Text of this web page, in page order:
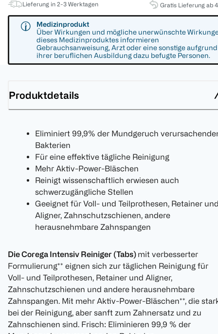
Lieferung in 2-3 Werktagen Gratis Lieferung ab
Medizinprodukt
Über Wirkungen und mögliche unerwünschte
dieses Medizinproduktes informieren
Gebrauchsanweisung, Arzt oder eine sonstige aufgrund
ihrer beruflichen Ausbildung dazu befugte Personen.
Produktdetails
Eliminiert 99,9% der Mundgeruch
Bakterien
Für eine effektive tägliche Reinigung
Mehr Aktiv-Power-Bläschen
Reinigt wissenschaftlich erwiesen auch
schwerzugängliche Stellen
Geeignet für Voll- und Teilprothesen, Retainer
Aligner, Zahnschutzschienen, andere
herausnehmbare Zahnspangen
Die Corega Intensiv Reiniger (Tabs) mit verbesserter
Formulierung** eignen sich zur täglichen Reinigung für
Voll- und Teilprothesen, Retainer und Aligner,
Zahnschutzschienen und andere herausnehmbare
Zahnspangen. Mit mehr Aktiv-Power-Bläschen**, die
bei der Reinigung, aber sanft zum Zahnersatz und zu
Zahnschienen sind. Frisch: Eliminieren 99,9 % der